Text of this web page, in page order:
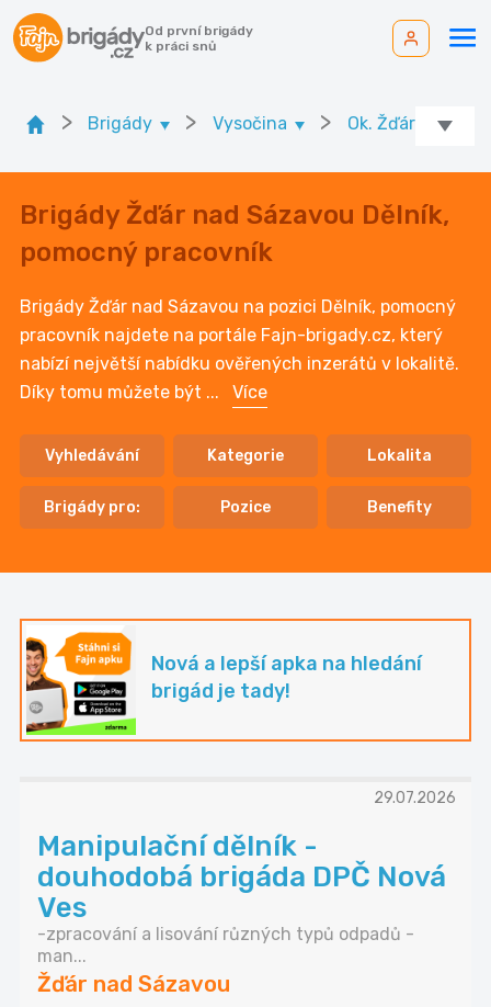
Od první brigády
k práci snů
> Brigády > Vysočina > Ok. Žďár nad
Brigády Žďár nad Sázavou Dělník,
pomocný pracovník
Brigády Žďár nad Sázavou na pozici Dělník, pomocný
pracovník najdete na portále Fajn-brigady.cz, který
nabízí největší nabídku ověřených inzerátů v lokalitě.
Díky tomu můžete být ... Více
Vyhledávání Kategorie Lokalita
Brigády pro: Pozice Benefity
Nová a lepší apka na hledání
brigád je tady!
29.07.2026
Manipulační dělník -
douhodobá brigáda DPČ Nová
Ves
-zpracování a lisování různých typů odpadů -
man...
Žďár nad Sázavou